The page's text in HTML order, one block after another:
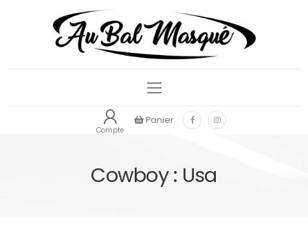
Compte
Panier
Cowboy : Usa